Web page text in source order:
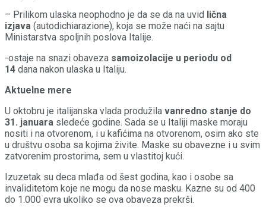
– Prilikom ulaska neophodno je da se da na uvid lična
izjava (autodichiarazione), koja se može naći na sajtu
Ministarstva spoljnih poslova Italije.
-ostaje na snazi obaveza samoizolacije u periodu od
14 dana nakon ulaska u Italiju.
Aktuelne mere
U oktobru je italijanska vlada produžila vanredno stanje do
31. januara sledeće godine. Sada se u Italiji maske moraju
nositi i na otvorenom, i u kafićima na otvorenom, osim ako ste
u društvu osoba sa kojima živite. Maske su obavezne i u svim
zatvorenim prostorima, sem u vlastitoj kući.
Izuzetak su deca mlađa od šest godina, kao i osobe sa
invaliditetom koje ne mogu da nose masku. Kazne su od 400
do 1.000 evra ukoliko se ova obaveza prekrši.